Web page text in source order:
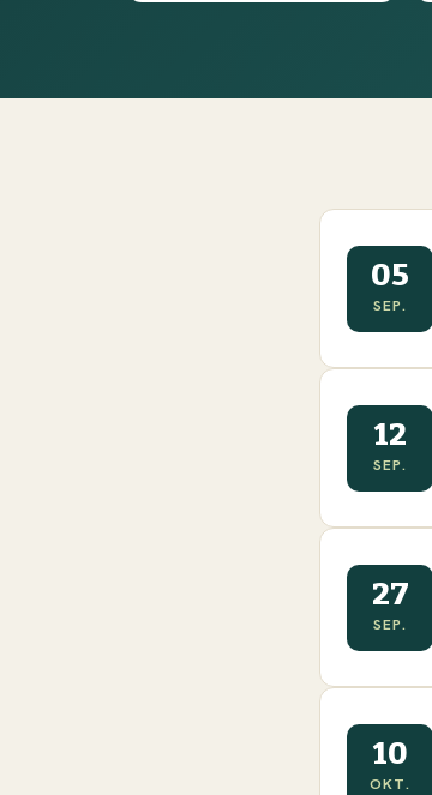
05
SEP.
12
SEP.
27
SEP.
10
OKT.